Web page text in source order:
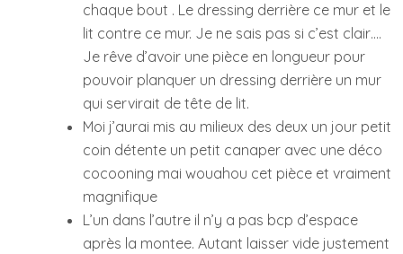
chaque bout . Le dressing derrière ce mur et le
lit contre ce mur. Je ne sais pas si c’est clair….
Je rêve d’avoir une pièce en longueur pour
pouvoir planquer un dressing derrière un mur
qui servirait de tête de lit.
Moi j’aurai mis au milieux des deux un jour petit
coin détente un petit canaper avec une déco
cocooning mai wouahou cet pièce et vraiment
magnifique
L’un dans l’autre il n’y a pas bcp d’espace
après la montee. Autant laisser vide justement